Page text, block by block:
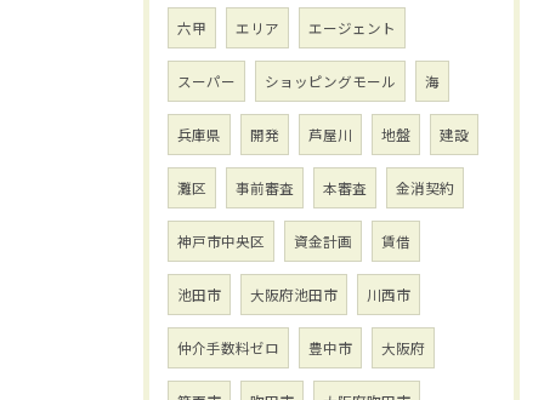
六甲 エリア エージェント
スーパー ショッピングモール 海
兵庫県 開発 芦屋川 地盤 建設
灘区 事前審査 本審査 金消契約
神戸市中央区 資金計画 賃借
池田市 大阪府池田市 川西市
仲介手数料ゼロ 豊中市 大阪府